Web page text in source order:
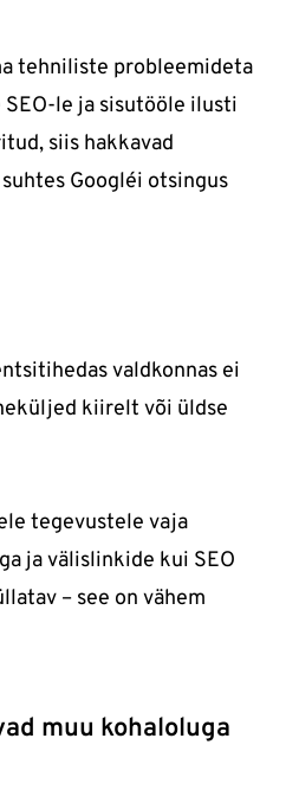
tehniliste probleemideta
le ja sisutööle ilusti
siis hakkavad
Google´i otsingus
valdkonnas ei
kiirelt või üldse
tegevustele vaja
ja välislinkide kui SEO
– see on vähem
muu kohaloluga